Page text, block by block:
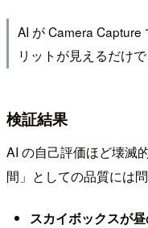
AI が Camera
リットが見えるだけ
検証結果
AI の自己評価ほど壊滅
間」としての品質には
スカイボックスが